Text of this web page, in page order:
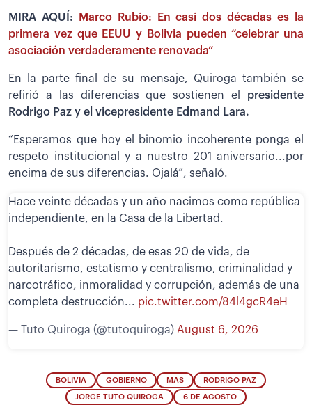
MIRA AQUÍ:
Marco Rubio: En casi dos décadas es la
primera vez que EEUU y Bolivia pueden “celebrar una
asociación verdaderamente renovada”
En la parte final de su mensaje, Quiroga también se
refirió a las diferencias que sostienen el
presidente
Rodrigo Paz y el vicepresidente Edmand Lara.
“Esperamos que hoy el binomio incoherente ponga el
respeto institucional y a nuestro 201 aniversario...por
encima de sus diferencias. Ojalá”, señaló.
Hace veinte décadas y un año nacimos como república
independiente, en la Casa de la Libertad.
Después de 2 décadas, de esas 20 de vida, de
autoritarismo, estatismo y centralismo, criminalidad y
narcotráfico, inmoralidad y corrupción, además de una
completa destrucción... pic.twitter.com/84l4gcR4eH
— Tuto Quiroga (@tutoquiroga) August 6, 2026
BOLIVIA GOBIERNO MAS RODRIGO PAZ
JORGE TUTO QUIROGA 6 DE AGOSTO